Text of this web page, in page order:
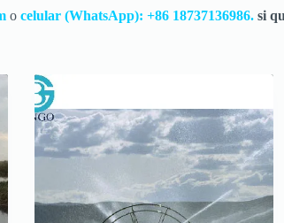
o celular (WhatsApp): +86 18737136986. si